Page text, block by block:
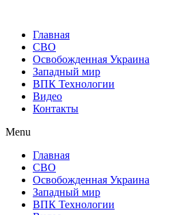
Главная
СВО
Освобожденная Украина
Западный мир
ВПК Технологии
Видео
Контакты
Menu
Главная
СВО
Освобожденная Украина
Западный мир
ВПК Технологии